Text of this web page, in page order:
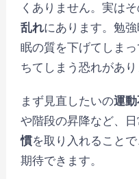
くありません。実は
乱れにあります。勉
眠の質を下げてしま
ちてしまう恐れがあり
まず見直したいの運
や階段の昇降など、
慣を取り入れること
期待できます。